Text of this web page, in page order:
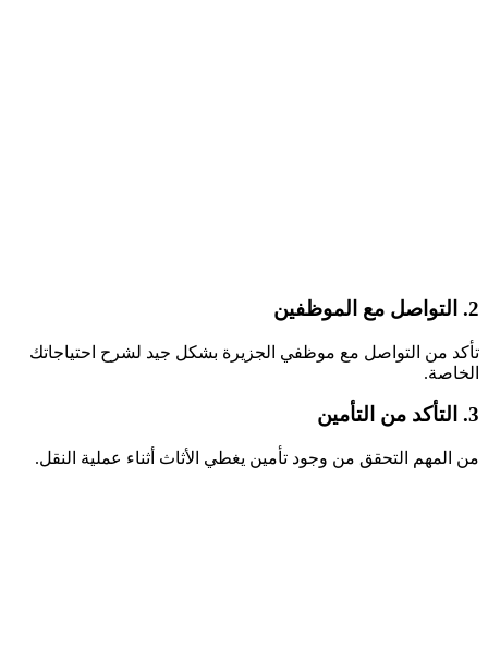
2. التواصل مع الموظفين
تأكد من التواصل مع موظفي الجزيرة بشكل جيد لشرح احتياجاتك
الخاصة.
3. التأكد من التأمين
من المهم التحقق من وجود تأمين يغطي الأثاث أثناء عملية النقل.